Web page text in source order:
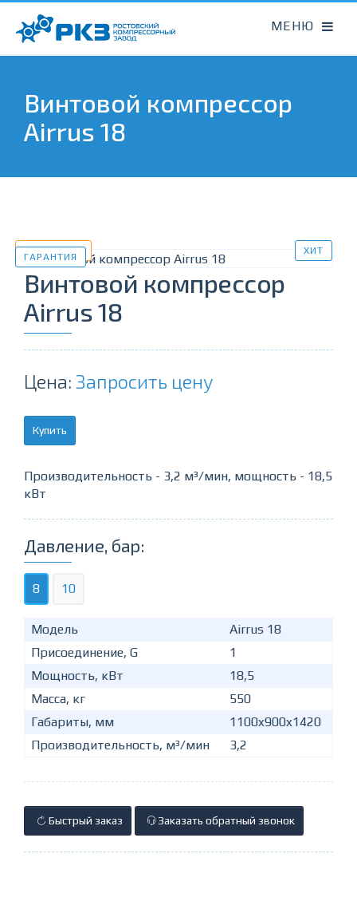
Винтовой компрессор
Airrus 18
В НАЛИЧИИ
ГАРАНТИЯ
ХИТ
Винтовой компрессор
Airrus 18
Цена: Запросить цену
Купить
Производительность - 3,2 м³/мин, мощность - 18,5
кВт
Давление, бар:
8 10
Модель
Airrus 18
Присоединение, G
1
Мощность, кВт
18,5
Масса, кг
550
Габариты, мм
1100x900x1420
Производительность, м³/мин
3,2
Быстрый заказ Заказать обратный звонок